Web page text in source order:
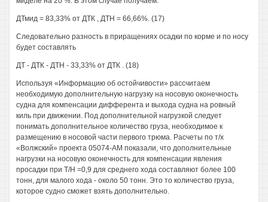
ДТмид = 83,33% от ДТК , ДТН = 66,66%. (17)
Следовательно разность в приращениях осадки по корме и по носу
будет составлять
ДТ - ДТК - ДТН - 33,33% от ДТК . (18)
Используя «Информацию об остойчивости» рассчитаем
необходимую дополнительную нагрузку на носовую оконечность
судна для компенсации дифферента и выхода судна на ровный
киль при движении. Под дополнительной нагрузкой следует
понимать дополнительное количество груза, необходимое к
размещению в носовой части первого трюма. Расчеты по т/х
«Волжский» проекта 05074-АМ показали, что дополнительные
нагрузки на носовую оконечность для компенсации явления
просадки при Т/Н =0,9 для среднего хода составляют более 100
тонн, для малого хода - около 50 тонн. Это то количество груза,
которое судно сможет взять дополнительно.